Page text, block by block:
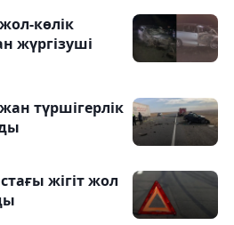
көлік
жүргізуші
түршігерлік
жігіт жол